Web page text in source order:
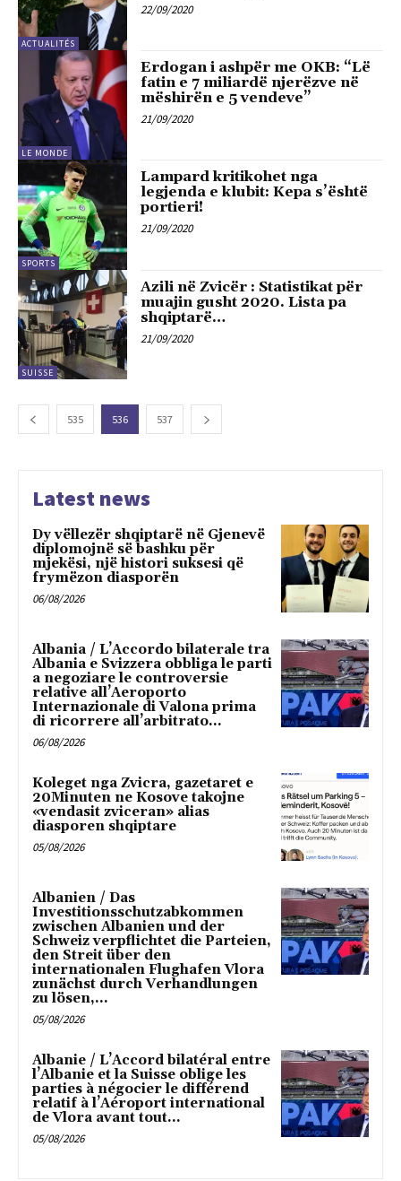
ACTUALITÉS
22/09/2020
LE MONDE
Erdogan i ashpër me OKB: “Lë
fatin e 7 miliardë njerëzve në
mëshirën e 5 vendeve”
21/09/2020
SPORTS
Lampard kritikohet nga
legjenda e klubit: Kepa s’është
portieri!
21/09/2020
SUISSE
Azili në Zvicër : Statistikat për
muajin gusht 2020. Lista pa
shqiptarë…
21/09/2020
535 536 537
Latest news
Dy vëllezër shqiptarë në Gjenevë
diplomojnë së bashku për
mjekësi, një histori suksesi që
frymëzon diasporën
06/08/2026
Albania / L’Accordo bilaterale tra
Albania e Svizzera obbliga le parti
a negoziare le controversie
relative all’Aeroporto
Internazionale di Valona prima
di ricorrere all’arbitrato...
06/08/2026
Koleget nga Zvicra, gazetaret e
20Minuten ne Kosove takojne
«vendasit zviceran» alias
diasporen shqiptare
05/08/2026
Albanien / Das
Investitionsschutzabkommen
zwischen Albanien und der
Schweiz verpflichtet die Parteien,
den Streit über den
internationalen Flughafen Vlora
zunächst durch Verhandlungen
zu lösen,...
05/08/2026
Albanie / L’Accord bilatéral entre
l’Albanie et la Suisse oblige les
parties à négocier le différend
relatif à l’Aéroport international
de Vlora avant tout...
05/08/2026